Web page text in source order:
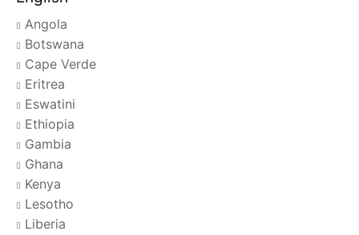
Angola
Botswana
Cape Verde
Eritrea
Eswatini
Ethiopia
Gambia
Ghana
Kenya
Lesotho
Liberia